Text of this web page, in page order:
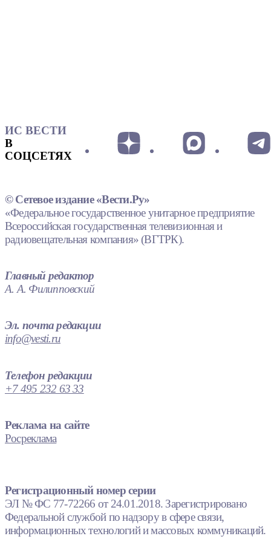
ИС ВЕСТИ
В
СОЦСЕТЯХ
© Сетевое издание «Вести.Ру»
«Федеральное государственное унитарное предприятие
Всероссийская государственная телевизионная и
радиовещательная компания» (ВГТРК).
Главный редактор
А. А. Филипповский
Эл. почта редакции
info@vesti.ru
Телефон редакции
+7 495 232 63 33
Реклама на сайте
Росреклама
Регистрационный номер серии
ЭЛ № ФС 77-72266 от 24.01.2018. Зарегистрировано
Федеральной службой по надзору в сфере связи,
информационных технологий и массовых коммуникаций.